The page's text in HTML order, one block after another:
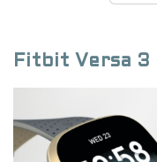
Fitbit Versa 3